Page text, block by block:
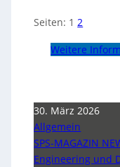
Seiten: 1 2
Weitere
30. März 2026
Allgemein
SPS-MAGAZIN
Engineering und